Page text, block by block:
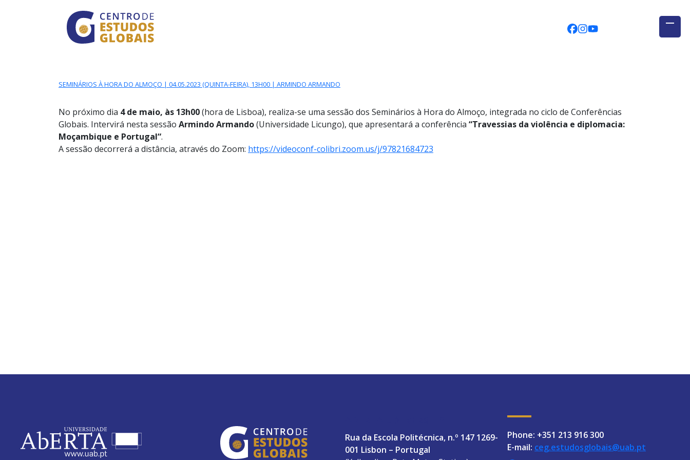
Skip to main contentCENTRO DE ESTUDOS GLOBAIS CEGUAb @ Facebook
globalogia @ YouTube
SEMINÁRIOS À HORA DO ALMOÇO | 04.05.2023 (QUINTA-FEIRA), 13H00 | ARMINDO ARMANDO
No próximo dia 4de maio, às 13h00(hora de Lisboa), realiza-se uma sessão dos Seminários à Hora do Almoço, integrada no ciclo de Conferências
Globais. Intervirá nesta sessão Armindo Armando(Universidade Licungo), que apresentará a conferência “Travessias da violência e diplomacia:
Moçambique e Portugal“.
A sessão decorrerá a distância, através do Zoom: https://videoconf-colibri.zoom.us/j/97821684723
Rua da Escola Politécnica, n.º 147 1269-
001 Lisbon – Portugal
Phone: +351 213 916 300
E-mail: ceg.estudosglobais@uab.pt